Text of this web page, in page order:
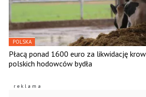
POLSKA
Płacą ponad 1600 euro za likwidację
polskich hodowców bydła